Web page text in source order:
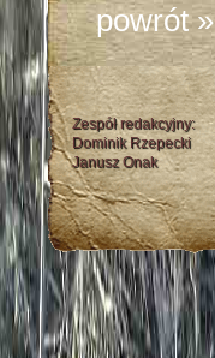
powrót »
Zespół redakcyjny:
Dominik Rzepecki
Janusz Onak